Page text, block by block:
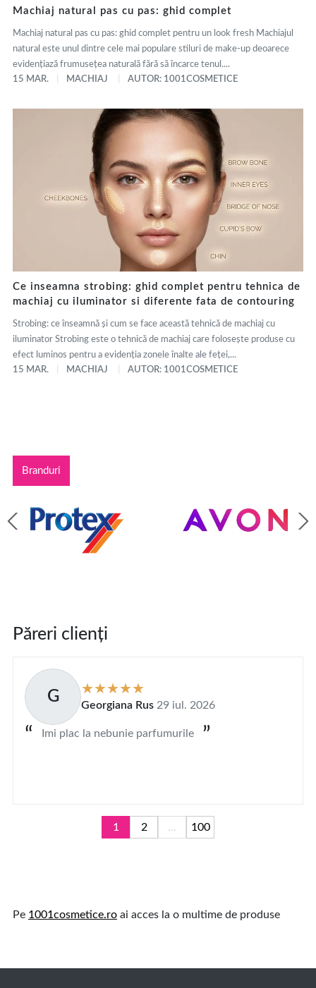
Machiaj natural pas cu pas: ghid complet
Machiaj natural pas cu pas: ghid complet pentru un look fresh Machiajul
natural este unul dintre cele mai populare stiluri de make-up deoarece
evidențiază frumusețea naturală fără să încarce tenul....
15 MAR.
MACHIAJ AUTOR: 1001COSMETICE
Ce inseamna strobing: ghid complet pentru tehnica de
machiaj cu iluminator si diferente fata de contouring
Strobing: ce înseamnă și cum se face această tehnică de machiaj cu
iluminator Strobing este o tehnică de machiaj care folosește produse cu
efect luminos pentru a evidenția zonele înalte ale feței,...
15 MAR.
MACHIAJ AUTOR: 1001COSMETICE
Branduri
Păreri clienți
G Georgiana Rus 29 iul. 2026
Imi plac la nebunie parfumurile
1 2 ... 100
Pe 1001cosmetice.ro ai acces la o multime de produse